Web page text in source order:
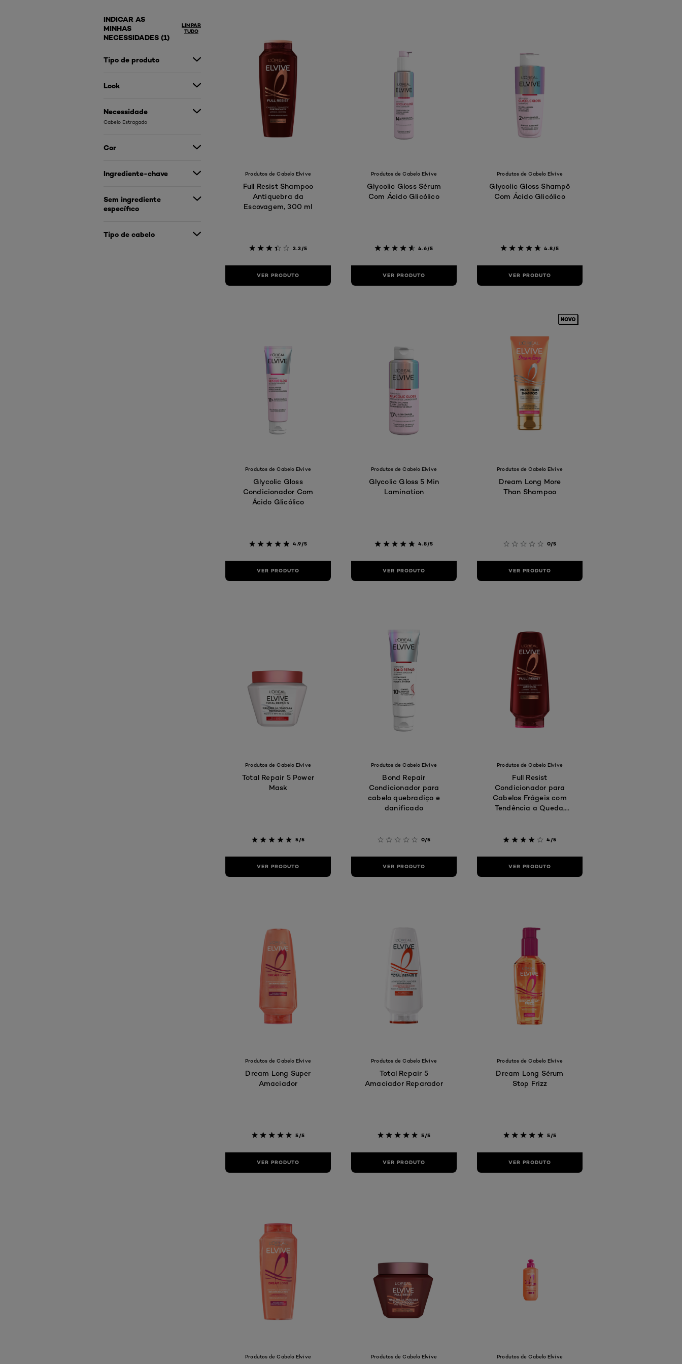
INDICAR AS
MINHAS
NECESSIDADES (1)
LIMPAR
TUDO
Tipo de produto
Look
Necessidade
Cabelo Estragado
Cor
Ingrediente-chave
Sem ingrediente
específico
Tipo de cabelo
Produtos de Cabelo Elvive
Full Resist Shampoo
Antiquebra da
Escovagem, 300 ml
3.3/5
VER PRODUTO
Produtos de Cabelo Elvive
Glycolic Gloss Sérum
Com Ácido Glicólico
4.6/5
VER PRODUTO
Produtos de Cabelo Elvive
Glycolic Gloss Shampô
Com Ácido Glicólico
4.8/5
VER PRODUTO
Produtos de Cabelo Elvive
Glycolic Gloss
Condicionador Com
Ácido Glicólico
4.9/5
VER PRODUTO
Produtos de Cabelo Elvive
Glycolic Gloss 5 Min
Lamination
4.8/5
VER PRODUTO
Produtos de Cabelo Elvive
Dream Long More
Than Shampoo
0/5
VER PRODUTO
Produtos de Cabelo Elvive
Total Repair 5 Power
Mask
5/5
VER PRODUTO
Produtos de Cabelo Elvive
Bond Repair
Condicionador para
cabelo quebradiço e
danificado
0/5
VER PRODUTO
Produtos de Cabelo Elvive
Full Resist
Condicionador para
Cabelos Frágeis com
Tendência a Queda,
4/5
VER PRODUTO
Produtos de Cabelo Elvive
Dream Long Super
Amaciador
5/5
VER PRODUTO
Produtos de Cabelo Elvive
Total Repair 5
Amaciador Reparador
5/5
VER PRODUTO
Produtos de Cabelo Elvive
Dream Long Sérum
Stop Frizz
5/5
VER PRODUTO
Produtos de Cabelo Elvive Produtos de Cabelo Elvive Produtos de Cabelo Elvive